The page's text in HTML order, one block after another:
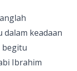
keadaan
begitu
Ibrahim